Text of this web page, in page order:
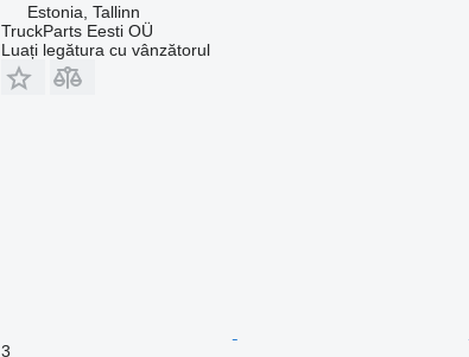
Estonia, Tallinn
TruckParts Eesti OÜ
Luați legătura cu vânzătorul
3